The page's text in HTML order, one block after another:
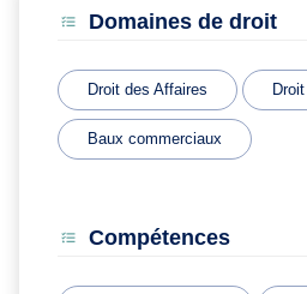
Domaines de droit
Droit des Affaires
Baux commerciaux
Compétences